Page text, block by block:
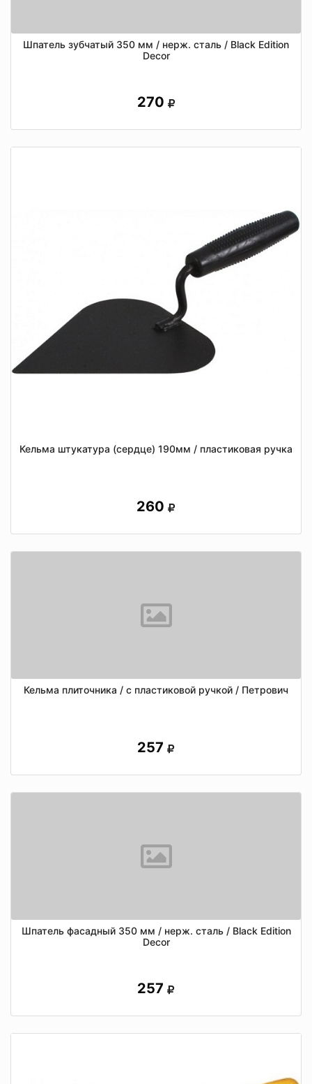
Шпатель зубчатый 350 мм / нерж. сталь / Black Edition
Decor
270
Кельма штукатура (сердце) 190мм / пластиковая ручка
260
Кельма плиточника / с пластиковой ручкой / Петрович
257
Шпатель фасадный 350 мм / нерж. сталь / Black Edition
Decor
257